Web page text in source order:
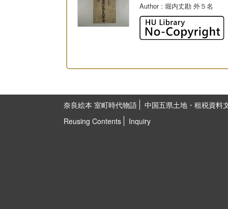
Author: 堀内丈勘 外５名
奈良絵本 室町時代物語
中国五県土地・租税資料
Reusing Contents
Inquiry